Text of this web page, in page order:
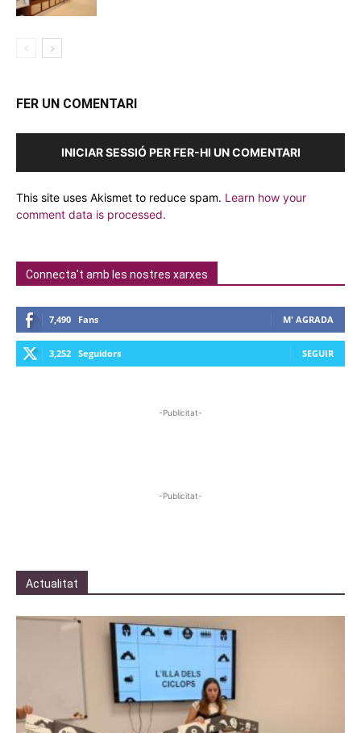
FER UN COMENTARI
INICIAR SESSIÓ PER FER-HI UN COMENTARI
This site uses Akismet to reduce spam. Learn how your
comment data is processed.
Connecta't amb les nostres xarxes
7,490 Fans M' AGRADA
3,252 Seguidors SEGUIR
-Publicitat-
-Publicitat-
Actualitat